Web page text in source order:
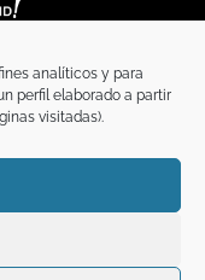
analíticos y para
perfil elaborado a partir
visitadas).
derechos de propiedad